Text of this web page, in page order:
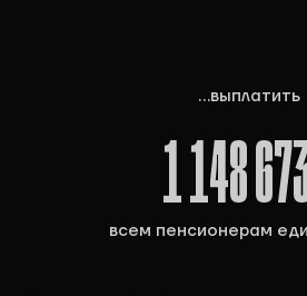
...выплатить
1 148
всем пенсионерам